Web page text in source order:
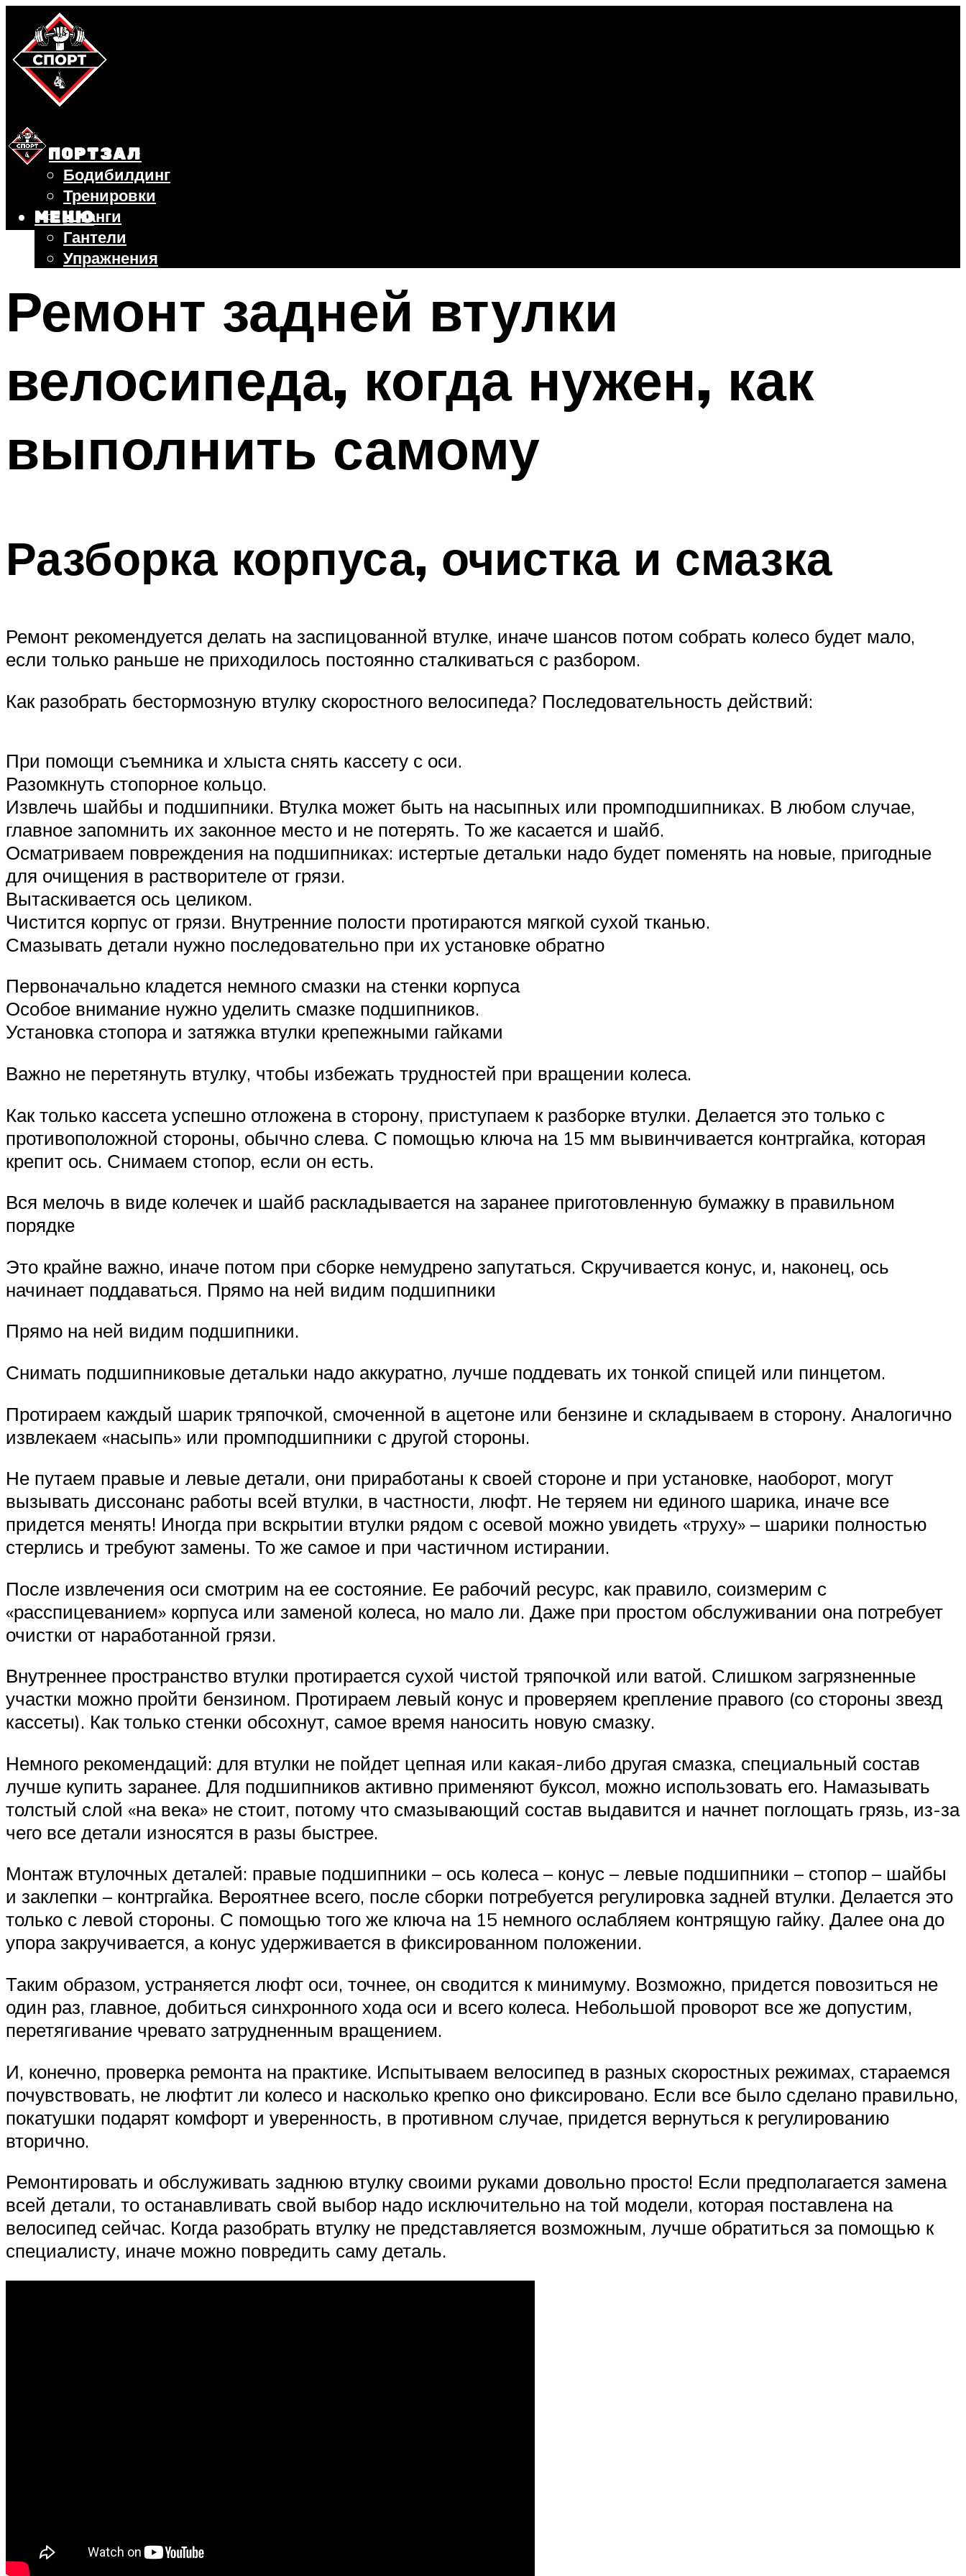
СПОРТЗАЛ
Бодибилдинг
Тренировки
Штанги
Гантели
Упражнения
БЕГ
ВЕЛОСИПЕД
МЕНЮ
МЕНЮ
Ремонт задней втулки
велосипеда, когда нужен, как
выполнить самому
Разборка корпуса, очистка и смазка
Ремонт рекомендуется делать на заспицованной втулке, иначе шансов потом собрать колесо будет мало,
если только раньше не приходилось постоянно сталкиваться с разбором.
Как разобрать бестормозную втулку скоростного велосипеда? Последовательность действий:
При помощи съемника и хлыста снять кассету с оси.
Разомкнуть стопорное кольцо.
Извлечь шайбы и подшипники. Втулка может быть на насыпных или промподшипниках. В любом случае,
главное запомнить их законное место и не потерять. То же касается и шайб.
Осматриваем повреждения на подшипниках: истертые детальки надо будет поменять на новые, пригодные
для очищения в растворителе от грязи.
Вытаскивается ось целиком.
Чистится корпус от грязи. Внутренние полости протираются мягкой сухой тканью.
Смазывать детали нужно последовательно при их установке обратно
Первоначально кладется немного смазки на стенки корпуса
Особое внимание нужно уделить смазке подшипников.
Установка стопора и затяжка втулки крепежными гайками
Важно не перетянуть втулку, чтобы избежать трудностей при вращении колеса.
Как только кассета успешно отложена в сторону, приступаем к разборке втулки. Делается это только с
противоположной стороны, обычно слева. С помощью ключа на 15 мм вывинчивается контргайка, которая
крепит ось. Снимаем стопор, если он есть.
Вся мелочь в виде колечек и шайб раскладывается на заранее приготовленную бумажку в правильном
порядке
Это крайне важно, иначе потом при сборке немудрено запутаться. Скручивается конус, и, наконец, ось
начинает поддаваться. Прямо на ней видим подшипники
Прямо на ней видим подшипники.
Снимать подшипниковые детальки надо аккуратно, лучше поддевать их тонкой спицей или пинцетом.
Протираем каждый шарик тряпочкой, смоченной в ацетоне или бензине и складываем в сторону. Аналогично
извлекаем «насыпь» или промподшипники с другой стороны.
Не путаем правые и левые детали, они приработаны к своей стороне и при установке, наоборот, могут
вызывать диссонанс работы всей втулки, в частности, люфт. Не теряем ни единого шарика, иначе все
придется менять! Иногда при вскрытии втулки рядом с осевой можно увидеть «труху» – шарики полностью
стерлись и требуют замены. То же самое и при частичном истирании.
После извлечения оси смотрим на ее состояние. Ее рабочий ресурс, как правило, соизмерим с
«расспицеванием» корпуса или заменой колеса, но мало ли. Даже при простом обслуживании она потребует
очистки от наработанной грязи.
Внутреннее пространство втулки протирается сухой чистой тряпочкой или ватой. Слишком загрязненные
участки можно пройти бензином. Протираем левый конус и проверяем крепление правого (со стороны звезд
кассеты). Как только стенки обсохнут, самое время наносить новую смазку.
Немного рекомендаций: для втулки не пойдет цепная или какая-либо другая смазка, специальный состав
лучше купить заранее. Для подшипников активно применяют буксол, можно использовать его. Намазывать
толстый слой «на века» не стоит, потому что смазывающий состав выдавится и начнет поглощать грязь, из-за
чего все детали износятся в разы быстрее.
Монтаж втулочных деталей: правые подшипники – ось колеса – конус – левые подшипники – стопор – шайбы
и заклепки – контргайка. Вероятнее всего, после сборки потребуется регулировка задней втулки. Делается это
только с левой стороны. С помощью того же ключа на 15 немного ослабляем контрящую гайку. Далее она до
упора закручивается, а конус удерживается в фиксированном положении.
Таким образом, устраняется люфт оси, точнее, он сводится к минимуму. Возможно, придется повозиться не
один раз, главное, добиться синхронного хода оси и всего колеса. Небольшой проворот все же допустим,
перетягивание чревато затрудненным вращением.
И, конечно, проверка ремонта на практике. Испытываем велосипед в разных скоростных режимах, стараемся
почувствовать, не люфтит ли колесо и насколько крепко оно фиксировано. Если все было сделано правильно,
покатушки подарят комфорт и уверенность, в противном случае, придется вернуться к регулированию
вторично.
Ремонтировать и обслуживать заднюю втулку своими руками довольно просто! Если предполагается замена
всей детали, то останавливать свой выбор надо исключительно на той модели, которая поставлена на
велосипед сейчас. Когда разобрать втулку не представляется возможным, лучше обратиться за помощью к
специалисту, иначе можно повредить саму деталь.